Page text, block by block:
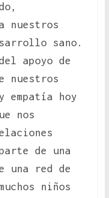
nuestros
sano.
apoyo de
nuestros
empatía hoy
nos
de una
una red de
niños